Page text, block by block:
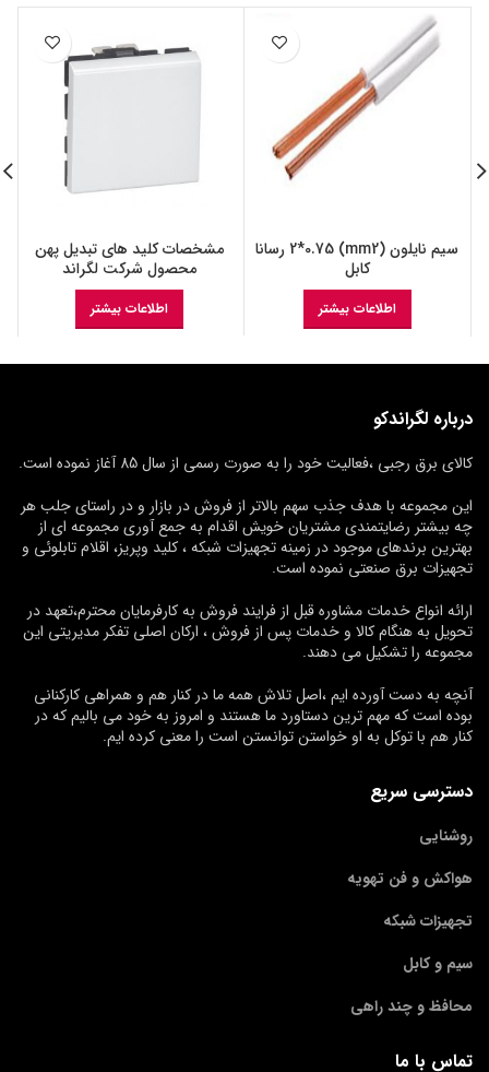
سیم نایلون (mm2) 2*0.75 رسانا
کابل
اطلاعات بیشتر
مشخصات کلید های تبدیل پهن
محصول شرکت لگراند
اطلاعات بیشتر
درباره لگراندکو
کالای برق رجبی ،فعالیت خود را به صورت رسمی از سال 85 آغاز نموده است.
این مجموعه با هدف جذب سهم بالاتر از فروش در بازار و در راستای جلب هر
چه بیشتر رضایتمندی مشتریان خویش اقدام به جمع آوری مجموعه ای از
بهترین برندهای موجود در زمینه تجهیزات شبکه ، کلید وپریز، اقلام تابلوئی و
تجهیزات برق صنعتی نموده است.
ارائه انواع خدمات مشاوره قبل از فرایند فروش به کارفرمایان محترم،تعهد در
تحویل به هنگام کالا و خدمات پس از فروش ، ارکان اصلی تفکر مدیریتی این
مجموعه را تشکیل می دهند.
آنچه به دست آورده ایم ،اصل تلاش همه ما در کنار هم و همراهی کارکنانی
بوده است که مهم ترین دستاورد ما هستند و امروز به خود می بالیم که در
کنار هم با توکل به او خواستن توانستن است را معنی کرده ایم.
دسترسی سریع
روشنایی
هواکش و فن تهویه
تجهیزات شبکه
سیم و کابل
محافظ و چند راهی
تماس با ما